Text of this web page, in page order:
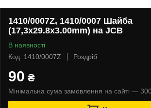
1410/0007Z, 1410/0007 Шайба
(17,3x29.8x3.00mm) на JCB
В наявності
Код: 1410/0007Z
Роздріб
90 ₴
Мінімальна сума замовлення на сайті —